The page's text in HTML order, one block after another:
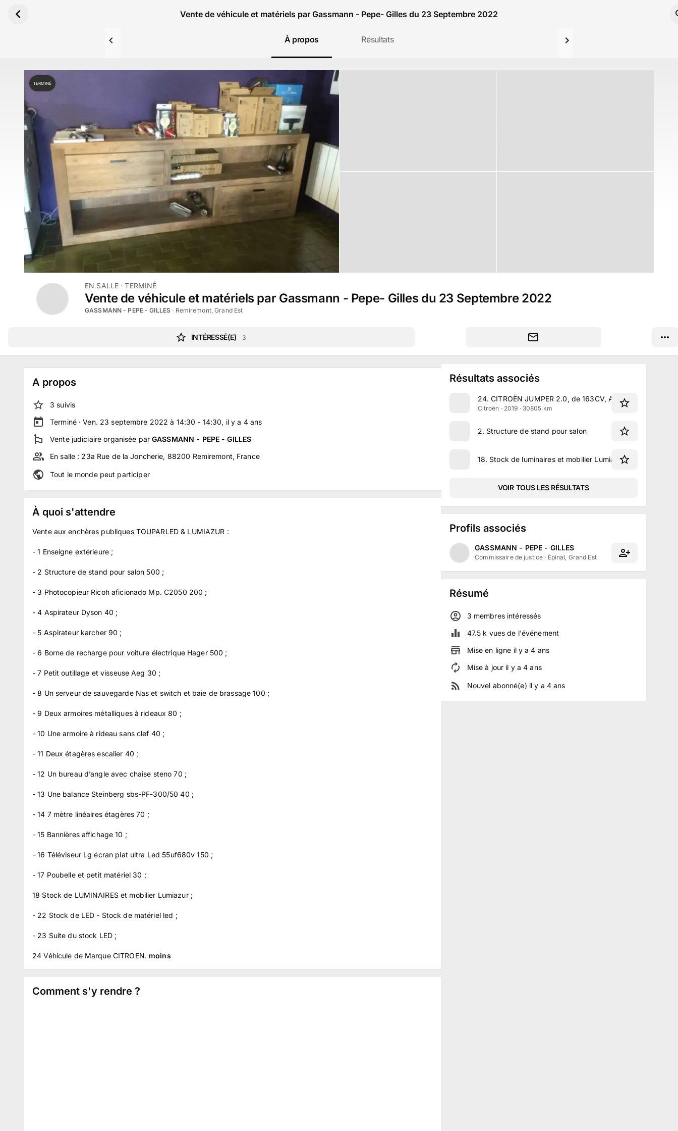
Vente de véhicule et matériels par Gassmann - Pepe- Gilles du 23 Septembre 2022
À propos Résultats
TERMINÉ
EN SALLE · TERMINÉ
Vente de véhicule et matériels par Gassmann - Pepe- Gilles du 23 Septembre 2022
GASSMANN - PEPE - GILLES · Remiremont, Grand Est
INTÉRESSÉ(E) 3
A propos
3 suivis
Terminé ·Ven. 23 septembre 2022 à 14:30 - 14:30, il y a 4 ans
Vente judiciaire organisée parGASSMANN - PEPE - GILLES
En salle : 23a Rue de la Joncherie, 88200 Remiremont, France
Tout le monde peut participer
À quoi s'attendre
Vente aux enchères publiques TOUPARLED & LUMIAZUR :
- 1 Enseigne extérieure ;
- 2 Structure de stand pour salon 500 ;
- 3 Photocopieur Ricoh aficionado Mp. C2050 200 ;
- 4 Aspirateur Dyson 40 ;
- 5 Aspirateur karcher 90 ;
- 6 Borne de recharge pour voiture électrique Hager 500 ;
- 7 Petit outillage et visseuse Aeg 30 ;
- 8 Un serveur de sauvegarde Nas et switch et baie de brassage 100 ;
- 9 Deux armoires métalliques à rideaux 80 ;
- 10 Une armoire à rideau sans clef 40 ;
- 11 Deux étagères escalier 40 ;
- 12 Un bureau d’angle avec chaise steno 70 ;
- 13 Une balance Steinberg sbs-PF-300/50 40 ;
- 14 7 mètre linéaires étagères 70 ;
- 15 Bannières affichage 10 ;
- 16 Téléviseur Lg écran plat ultra Led 55uf680v 150 ;
- 17 Poubelle et petit matériel 30 ;
18 Stock de LUMINAIRES et mobilier Lumiazur ;
- 22 Stock de LED - Stock de matériel led ;
- 23 Suite du stock LED ;
24 Véhicule de Marque CITROEN. moins
Comment s'y rendre ?
Résultats associés
24.CITROËN JUMPER 2.0, de 163CV, Année 2019
Citroën · 2019 · 30805 km
2. Structure de stand pour salon
18. Stock de luminaires et mobilier Lumiazur 275
VOIR TOUS LES RÉSULTATS
Profils associés
GASSMANN - PEPE - GILLES
Commissaire de justice · Épinal, Grand Est
Résumé
3 membresintéressés
47.5 k vues de l'événement
Mise en ligne il y a4 ans
Mise à jour il y a4 ans
Nouvel abonné(e) il y a 4 ans